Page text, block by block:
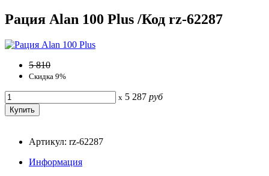
Рация Alan 100 Plus /Код rz-62287
5 810
Скидка 9%
x 5 287 руб
Артикул: rz-62287
Информация